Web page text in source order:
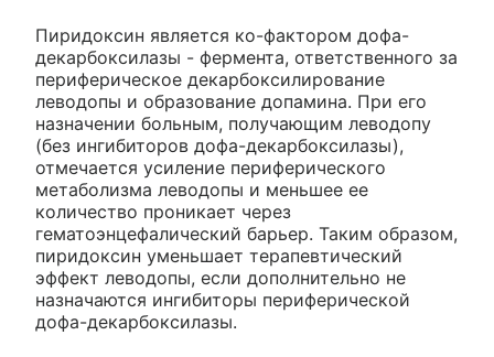
Пиридоксин является ко-фактором дофа-
декарбоксилазы - фермента, ответственного за
периферическое декарбоксилирование
леводопы и образование допамина. При его
назначении больным, получающим леводопу
(без ингибиторов дофа-декарбоксилазы),
отмечается усиление периферического
метаболизма леводопы и меньшее ее
количество проникает через
гематоэнцефалический барьер. Таким образом,
пиридоксин уменьшает терапевтический
эффект леводопы, если дополнительно не
назначаются ингибиторы периферической
дофа-декарбоксилазы.